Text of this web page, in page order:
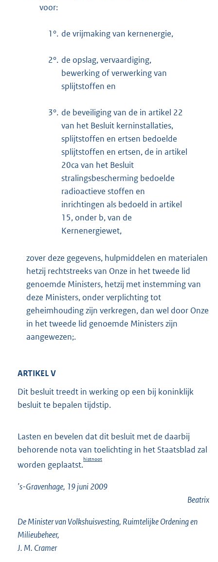
voor:
1°. de vrijmaking van kernenergie,
2°. de opslag, vervaardiging,
bewerking of verwerking van
splijtstoffen en
3°. de beveiliging van de in artikel 22
van het Besluit kerninstallaties,
splijtstoffen en ertsen bedoelde
splijtstoffen en ertsen, de in artikel
20ca van het Besluit
stralingsbescherming bedoelde
radioactieve stoffen en
inrichtingen als bedoeld in artikel
15, onder b, van de
Kernenergiewet,
zover deze gegevens, hulpmiddelen en materialen
hetzij rechtstreeks van Onze in het tweede lid
genoemde Ministers, hetzij met instemming van
deze Ministers, onder verplichting tot
geheimhouding zijn verkregen, dan wel door Onze
in het tweede lid genoemde Ministers zijn
aangewezen;.
ARTIKEL V
Dit besluit treedt in werking op een bij koninklijk
besluit te bepalen tijdstip.
Lasten en bevelen dat dit besluit met de daarbij
behorende nota van toelichting in het Staatsblad zal
worden geplaatst.
histnoot
’s-Gravenhage, 19 juni 2009
Beatrix
De Minister van Volkshuisvesting, Ruimtelijke Ordening en
Milieubeheer,
J. M. Cramer